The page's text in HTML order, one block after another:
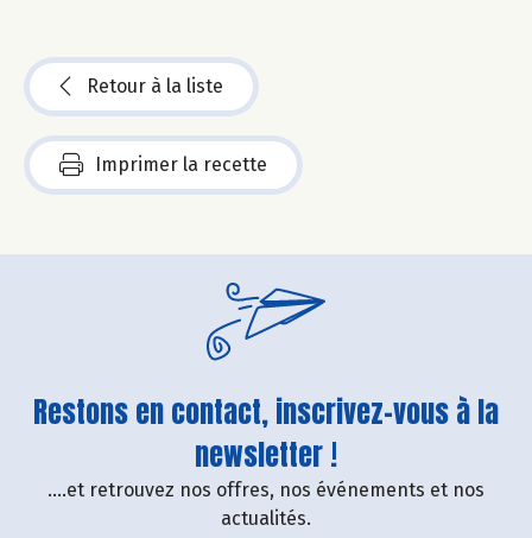
Retour à la liste
Imprimer la recette
Restons en contact, inscrivez-vous à la
newsletter !
....et retrouvez nos offres, nos événements et nos
actualités.